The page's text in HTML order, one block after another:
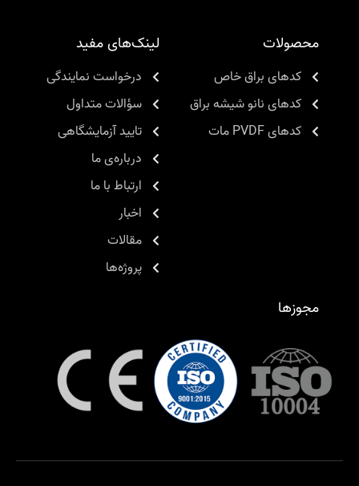
محصولات
کدهای براق خاص
کدهای نانو شیشه براق
کدهای PVDF مات
لینک‌های مفید
درخواست نمایندگی
سؤالات متداول
تایید آزمایشگاهی
درباره‌ی ما
ارتباط با ما
اخبار
مقالات
پروژه‌ها
مجوزها